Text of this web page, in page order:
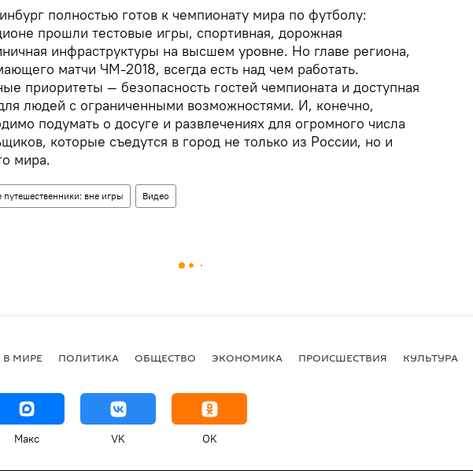
полностью готов к чемпионату мира по футболу:
прошли тестовые игры, спортивная, дорожная
инфраструктуры на высшем уровне. Но главе региона,
матчи ЧМ-2018, всегда есть над чем работать.
приоритеты — безопасность гостей чемпионата и доступная
людей с ограниченными возможностями. И, конечно,
подумать о досуге и развлечениях для огромного числа
которые съедутся в город не только из России, но и
мира.
вне игры Видео
В МИРЕ ПОЛИТИКА ОБЩЕСТВО ЭКОНОМИКА ПРОИСШЕСТВИЯ КУЛЬТУРА
Макс VK OK